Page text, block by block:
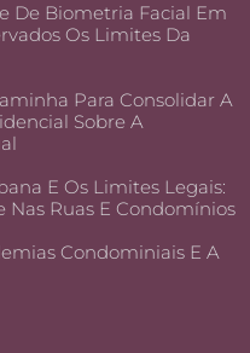
De Biometria Facial Em
Os Limites Da
Para Consolidar A
Sobre A
E Os Limites Legais:
Nas Ruas E Condomínios
Condominiais E A